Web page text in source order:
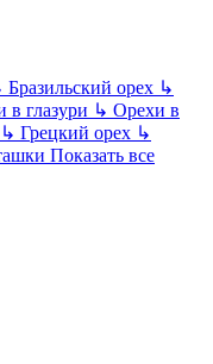
Бразильский орех ↳
в глазури ↳ Орехи в
↳ Грецкий орех ↳
Показать все